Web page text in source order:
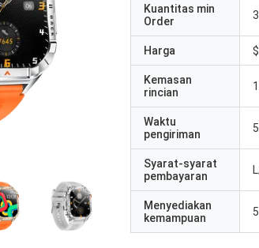
Kuantitas min
Order
Harga
Kemasan
rincian
Waktu
pengiriman
Syarat-syarat
pembayaran
Menyediakan
kemampuan